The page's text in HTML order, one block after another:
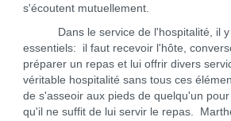
s'écoutent mutuellement.
Dans le service de l'hospitalité, il y
essentiels: il faut recevoir l'hôte,
préparer un repas et lui offrir divers
véritable hospitalité sans tous ces
de s'asseoir aux pieds de quelqu'un
qu'il ne suffit de lui servir le repas.